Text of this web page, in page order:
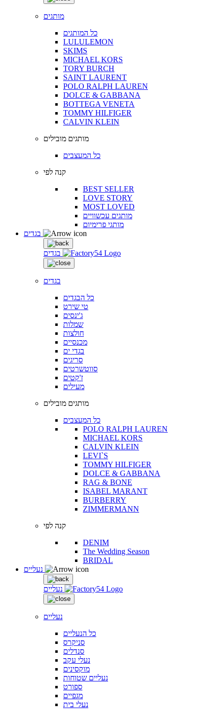
מותגים
כל המותגים
LULULEMON
SKIMS
MICHAEL KORS
TORY BURCH
SAINT LAURENT
POLO RALPH LAUREN
DOLCE & GABBANA
BOTTEGA VENETA
TOMMY HILFIGER
CALVIN KLEIN
מותגים מובילים
כל המעצבים
קנה לפי
BEST SELLER
LOVE STORY
MOST LOVED
מותגים עכשוויים
מותגי פרימיום
בגדים
בגדים
כל הבגדים
טי שירט
ג'ינסים
שמלות
חולצות
מכנסיים
בגדי ים
סריגים
סווטשרטים
ז'קטים
מעילים
מותגים מובילים
כל המעצבים
POLO RALPH LAUREN
MICHAEL KORS
CALVIN KLEIN
LEVI`S
TOMMY HILFIGER
DOLCE & GABBANA
RAG & BONE
ISABEL MARANT
BURBERRY
ZIMMERMANN
קנה לפי
DENIM
The Wedding Season
BRIDAL
נעליים
נעליים
כל הנעליים
סניקרס
סנדלים
נעלי עקב
מוקסינים
נעליים שטוחות
ספורט
מגפיים
נעלי בית